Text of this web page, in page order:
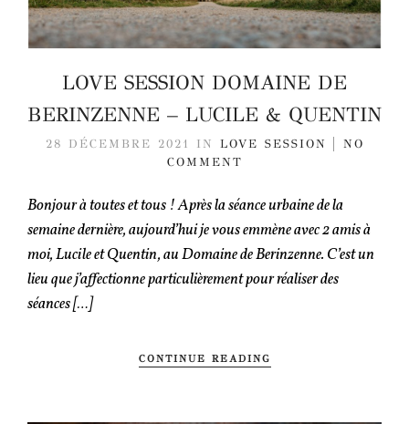
LOVE SESSION DOMAINE DE
BERINZENNE – LUCILE & QUENTIN
28 DÉCEMBRE 2021 IN LOVE SESSION
NO
COMMENT
Bonjour à toutes et tous ! Après la séance urbaine de la
semaine dernière, aujourd’hui je vous emmène avec 2 amis à
moi, Lucile et Quentin, au Domaine de Berinzenne. C’est un
lieu que j’affectionne particulièrement pour réaliser des
séances […]
CONTINUE READING